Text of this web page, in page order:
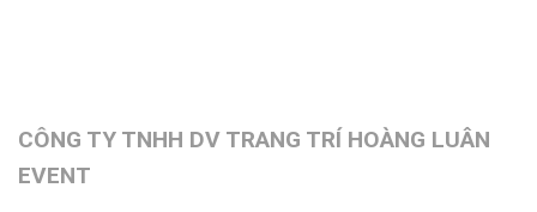
CÔNG TY TNHH DV TRANG TRÍ HOÀNG LUÂN
EVENT